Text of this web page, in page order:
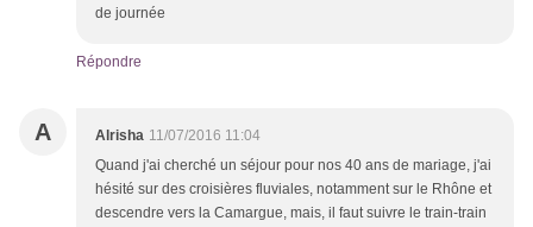
de journée
Répondre
A Alrisha 11/07/2016 11:04
Quand j'ai cherché un séjour pour nos 40 ans de mariage, j'ai
hésité sur des croisières fluviales, notamment sur le Rhône et
descendre vers la Camargue, mais, il faut suivre le train-train